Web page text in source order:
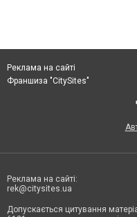
Реклама на сайті
Франшиза "CitySites"
Реклама на сайті:
rek@citysites.ua
Допускається цитування